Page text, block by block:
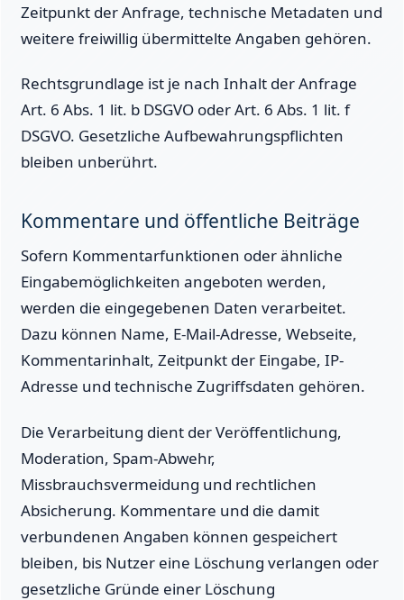
Zeitpunkt der Anfrage, technische Metadaten und
weitere freiwillig übermittelte Angaben gehören.
Rechtsgrundlage ist je nach Inhalt der Anfrage
Art. 6 Abs. 1 lit. b DSGVO oder Art. 6 Abs. 1 lit. f
DSGVO. Gesetzliche Aufbewahrungspflichten
bleiben unberührt.
Kommentare und öffentliche Beiträge
Sofern Kommentarfunktionen oder ähnliche
Eingabemöglichkeiten angeboten werden,
werden die eingegebenen Daten verarbeitet.
Dazu können Name, E-Mail-Adresse, Webseite,
Kommentarinhalt, Zeitpunkt der Eingabe, IP-
Adresse und technische Zugriffsdaten gehören.
Die Verarbeitung dient der Veröffentlichung,
Moderation, Spam-Abwehr,
Missbrauchsvermeidung und rechtlichen
Absicherung. Kommentare und die damit
verbundenen Angaben können gespeichert
bleiben, bis Nutzer eine Löschung verlangen oder
gesetzliche Gründe einer Löschung